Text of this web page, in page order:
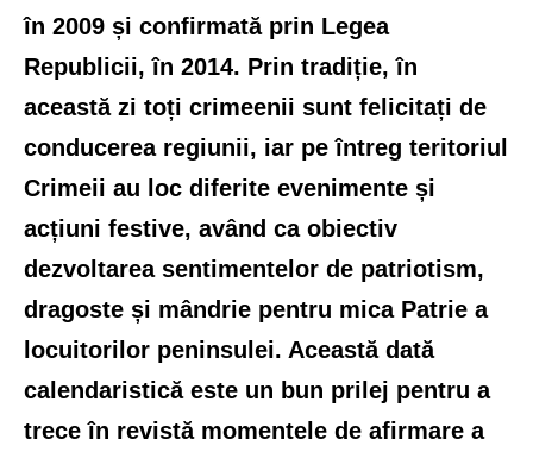
în 2009 și confirmată prin Legea
Republicii, în 2014. Prin tradiție, în
această zi toți crimeenii sunt felicitați de
conducerea regiunii, iar pe întreg teritoriul
Crimeii au loc diferite evenimente și
acțiuni festive, având ca obiectiv
dezvoltarea sentimentelor de patriotism,
dragoste și mândrie pentru mica Patrie a
locuitorilor peninsulei. Această dată
calendaristică este un bun prilej pentru a
trece în revistă momentele de afirmare a